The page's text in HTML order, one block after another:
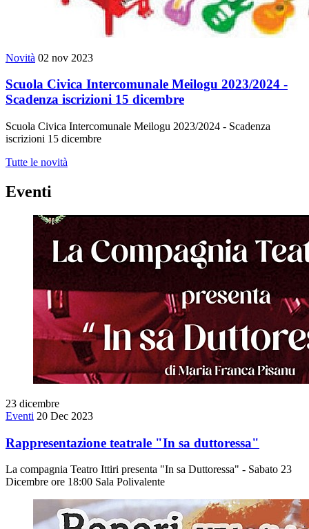
Novità 02 nov 2023
Scuola Civica Intercomunale Meilogu 2023/2024 -
Scadenza iscrizioni 15 dicembre
Scuola Civica Intercomunale Meilogu 2023/2024 - Scadenza
iscrizioni 15 dicembre
Tutte le novità
Eventi
23 dicembre
Eventi 20 Dec 2023
Rappresentazione teatrale "In sa duttoressa"
La compagnia Teatro Ittiri presenta "In sa Duttoressa" - Sabato 23
Dicembre ore 18:00 Sala Polivalente